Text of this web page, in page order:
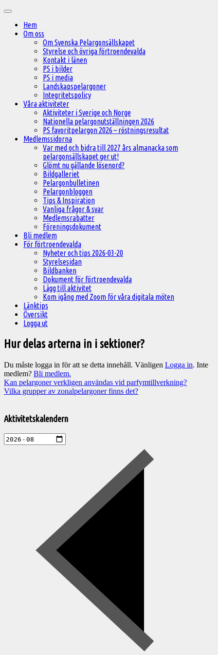
innehåll
Huvudmeny
Hem
Om oss
Om Svenska Pelargonsällskapet
Styrelse och övriga förtroendevalda
Kontakt i länen
PS i bilder
PS i media
Landskapspelargoner
Integritetspolicy
Våra aktiviteter
Aktiviteter i Sverige och Norge
Nationella pelargonutställningen 2026
PS favoritpelargon 2026 – röstningsresultat
Medlemssidorna
Var med och bidra till 2027 års almanacka som
pelargonsällskapet ger ut!
Glömt nu gällande lösenord?
Bildgalleriet
Pelargonbulletinen
Pelargonbloggen
Tips & Inspiration
Vanliga frågor & svar
Medlemsrabatter
Föreningsdokument
Bli medlem
För förtroendevalda
Nyheter och tips 2026-03-20
Styrelsesidan
Bildbanken
Dokument för förtroendevalda
Lägg till aktivitet
Kom igång med Zoom för våra digitala möten
Länktips
Översikt
Logga ut
Hur delas arterna in i sektioner?
Du måste logga in för att se detta innehåll. Vänligen Logga in. Inte
medlem? Bli medlem.
Inläggsnavigering
Kan pelargoner verkligen användas vid parfymtillverkning?
Vilka grupper av zonalpelargoner finns det?
till
aktiviteter
Aktivitetskalendern